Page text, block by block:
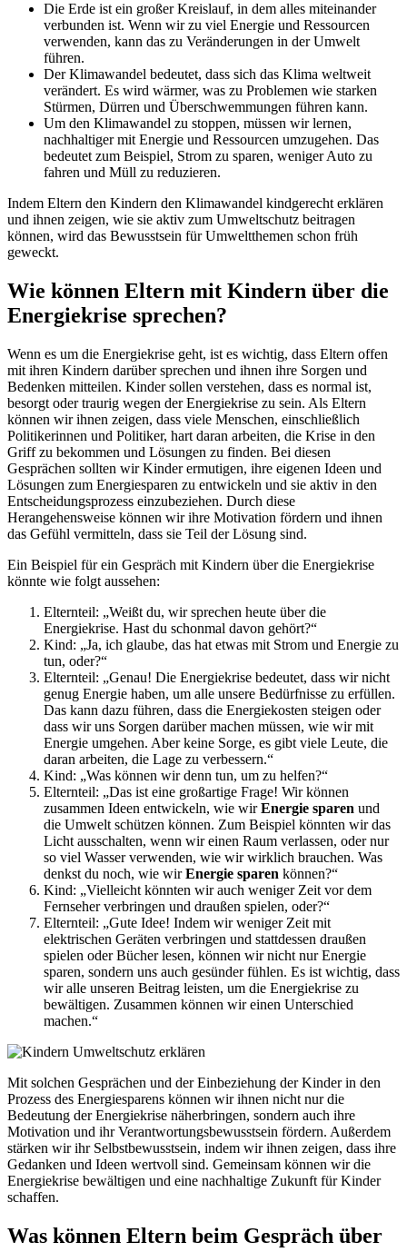
Die Erde ist ein großer Kreislauf, in dem alles miteinander
verbunden ist. Wenn wir zu viel Energie und Ressourcen
verwenden, kann das zu Veränderungen in der Umwelt
führen.
Der Klimawandel bedeutet, dass sich das Klima weltweit
verändert. Es wird wärmer, was zu Problemen wie starken
Stürmen, Dürren und Überschwemmungen führen kann.
Um den Klimawandel zu stoppen, müssen wir lernen,
nachhaltiger mit Energie und Ressourcen umzugehen. Das
bedeutet zum Beispiel, Strom zu sparen, weniger Auto zu
fahren und Müll zu reduzieren.
Indem Eltern den Kindern den Klimawandel kindgerecht erklären
und ihnen zeigen, wie sie aktiv zum Umweltschutz beitragen
können, wird das Bewusstsein für Umweltthemen schon früh
geweckt.
Wie können Eltern mit Kindern über die
Energiekrise sprechen?
Wenn es um die Energiekrise geht, ist es wichtig, dass Eltern offen
mit ihren Kindern darüber sprechen und ihnen ihre Sorgen und
Bedenken mitteilen. Kinder sollen verstehen, dass es normal ist,
besorgt oder traurig wegen der Energiekrise zu sein. Als Eltern
können wir ihnen zeigen, dass viele Menschen, einschließlich
Politikerinnen und Politiker, hart daran arbeiten, die Krise in den
Griff zu bekommen und Lösungen zu finden. Bei diesen
Gesprächen sollten wir Kinder ermutigen, ihre eigenen Ideen und
Lösungen zum Energiesparen zu entwickeln und sie aktiv in den
Entscheidungsprozess einzubeziehen. Durch diese
Herangehensweise können wir ihre Motivation fördern und ihnen
das Gefühl vermitteln, dass sie Teil der Lösung sind.
Ein Beispiel für ein Gespräch mit Kindern über die Energiekrise
könnte wie folgt aussehen:
Elternteil: „Weißt du, wir sprechen heute über die
Energiekrise. Hast du schonmal davon gehört?“
Kind: „Ja, ich glaube, das hat etwas mit Strom und Energie zu
tun, oder?“
Elternteil: „Genau! Die Energiekrise bedeutet, dass wir nicht
genug Energie haben, um alle unsere Bedürfnisse zu erfüllen.
Das kann dazu führen, dass die Energiekosten steigen oder
dass wir uns Sorgen darüber machen müssen, wie wir mit
Energie umgehen. Aber keine Sorge, es gibt viele Leute, die
daran arbeiten, die Lage zu verbessern.“
Kind: „Was können wir denn tun, um zu helfen?“
Elternteil: „Das ist eine großartige Frage! Wir können
zusammen Ideen entwickeln, wie wirEnergie sparen und
die Umwelt schützen können. Zum Beispiel könnten wir das
Licht ausschalten, wenn wir einen Raum verlassen, oder nur
so viel Wasser verwenden, wie wir wirklich brauchen. Was
denkst du noch, wie wirEnergie sparen können?“
Kind: „Vielleicht könnten wir auch weniger Zeit vor dem
Fernseher verbringen und draußen spielen, oder?“
Elternteil: „Gute Idee! Indem wir weniger Zeit mit
elektrischen Geräten verbringen und stattdessen draußen
spielen oder Bücher lesen, können wir nicht nur Energie
sparen, sondern uns auch gesünder fühlen. Es ist wichtig, dass
wir alle unseren Beitrag leisten, um die Energiekrise zu
bewältigen. Zusammen können wir einen Unterschied
machen.“
Mit solchen Gesprächen und der Einbeziehung der Kinder in den
Prozess des Energiesparens können wir ihnen nicht nur die
Bedeutung der Energiekrise näherbringen, sondern auch ihre
Motivation und ihr Verantwortungsbewusstsein fördern. Außerdem
stärken wir ihr Selbstbewusstsein, indem wir ihnen zeigen, dass ihre
Gedanken und Ideen wertvoll sind. Gemeinsam können wir die
Energiekrise bewältigen und eine nachhaltige Zukunft für Kinder
schaffen.
Was können Eltern beim Gespräch über